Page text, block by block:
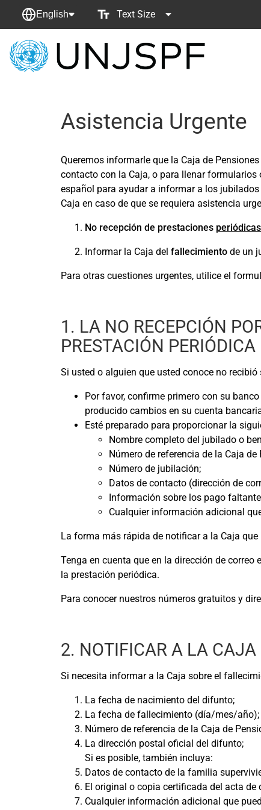
English Text Size
Back
Asistencia Urgente
Queremos informarle que la Caja de
contacto con la Caja, o para llenar
español para ayudar a informar a los
Caja en caso de que se requiera asistencia
No recepción de prestaciones periódicas
Informar la Caja del fallecimiento de un
Para otras cuestiones urgentes, utilice el
1. LA NO RECEPCIÓN
PRESTACIÓN PERIÓDICA
Si usted o alguien que usted conoce no
Por favor, confirme primero con su
producido cambios en su cuenta
Esté preparado para proporcionar la
Nombre completo del jubilado o
Número de referencia de la Caja
Número de jubilación;
Datos de contacto (dirección de
Información sobre los pago
Cualquier información adicional
La forma más rápida de notificar a la Caja
Tenga en cuenta que en la dirección de
la prestación periódica.
Para conocer nuestros números gratuitos y
2. NOTIFICAR A LA CAJA
Si necesita informar a la Caja sobre el
La fecha de nacimiento del difunto;
La fecha de fallecimiento (día/mes/año);
Número de referencia de la Caja de
La dirección postal oficial del difunto;
Si es posible, también incluya:
Datos de contacto de la familia
El original o copia certificada del acta
Cualquier información adicional que